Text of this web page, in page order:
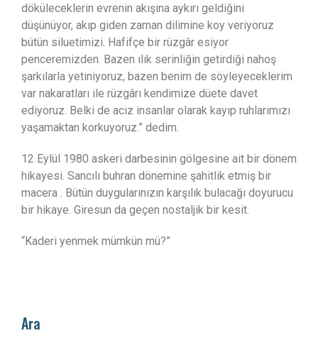
döküleceklerin evrenin akışına aykırı geldiğini
düşünüyor, akıp giden zaman dilimine koy veriyoruz
bütün siluetimizi. Hafifçe bir rüzgâr esiyor
penceremizden. Bazen ılık serinliğin getirdiği nahoş
şarkılarla yetiniyoruz, bazen benim de söyleyeceklerim
var nakaratları ile rüzgârı kendimize düete davet
ediyoruz. Belki de aciz insanlar olarak kayıp ruhlarımızı
yaşamaktan korkuyoruz.” dedim.
12 Eylül 1980 askeri darbesinin gölgesine ait bir dönem
hikayesi. Sancılı buhran dönemine şahitlik etmiş bir
macera . Bütün duygularınızın karşılık bulacağı doyurucu
bir hikaye. Giresun da geçen nostaljik bir kesit.
“Kaderi yenmek mümkün mü?”
Ara